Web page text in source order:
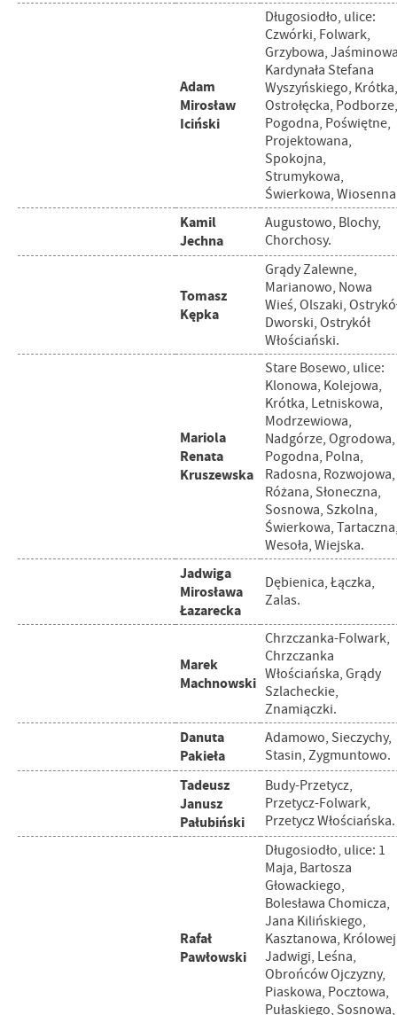
Adam
Mirosław
Iciński
Długosiodło, ulice:
Czwórki, Folwark,
Grzybowa,
Kardynała Stefana
Wyszyńskiego, Krótka,
Ostrołęcka, Podborze,
Pogodna, Poświętne,
Projektowana,
Spokojna,
Strumykowa,
Świerkowa,
Kamil
Jechna
Augustowo, Blochy,
Chorchosy.
Tomasz
Kępka
Grądy Zalewne,
Marianowo, Nowa
Wieś, Olszaki,
Dworski, Ostrykół
Włościański.
Mariola
Renata
Kruszewska
Stare Bosewo, ulice:
Klonowa, Kolejowa,
Krótka, Letniskowa,
Modrzewiowa,
Nadgórze, Ogrodowa,
Pogodna, Polna,
Radosna, Rozwojowa,
Różana, Słoneczna,
Sosnowa, Szkolna,
Świerkowa,
Wesoła, Wiejska.
Jadwiga
Mirosława
Łazarecka
Dębienica, Łączka,
Zalas.
Marek
Machnowski
Chrzczanka-Folwark,
Chrzczanka
Włościańska, Grądy
Szlacheckie,
Znamiączki.
Danuta
Pakieła
Adamowo, Sieczychy,
Stasin, Zygmuntowo.
Tadeusz
Janusz
Pałubiński
Budy-Przetycz,
Przetycz-Folwark,
Przetycz Włościańska.
Rafał
Pawłowski
Długosiodło, ulice: 1
Maja, Bartosza
Głowackiego,
Bolesława Chomicza,
Jana Kilińskiego,
Kasztanowa, Królowej
Jadwigi, Leśna,
Obrońców Ojczyzny,
Piaskowa, Pocztowa,
Pułaskiego, Sosnowa,